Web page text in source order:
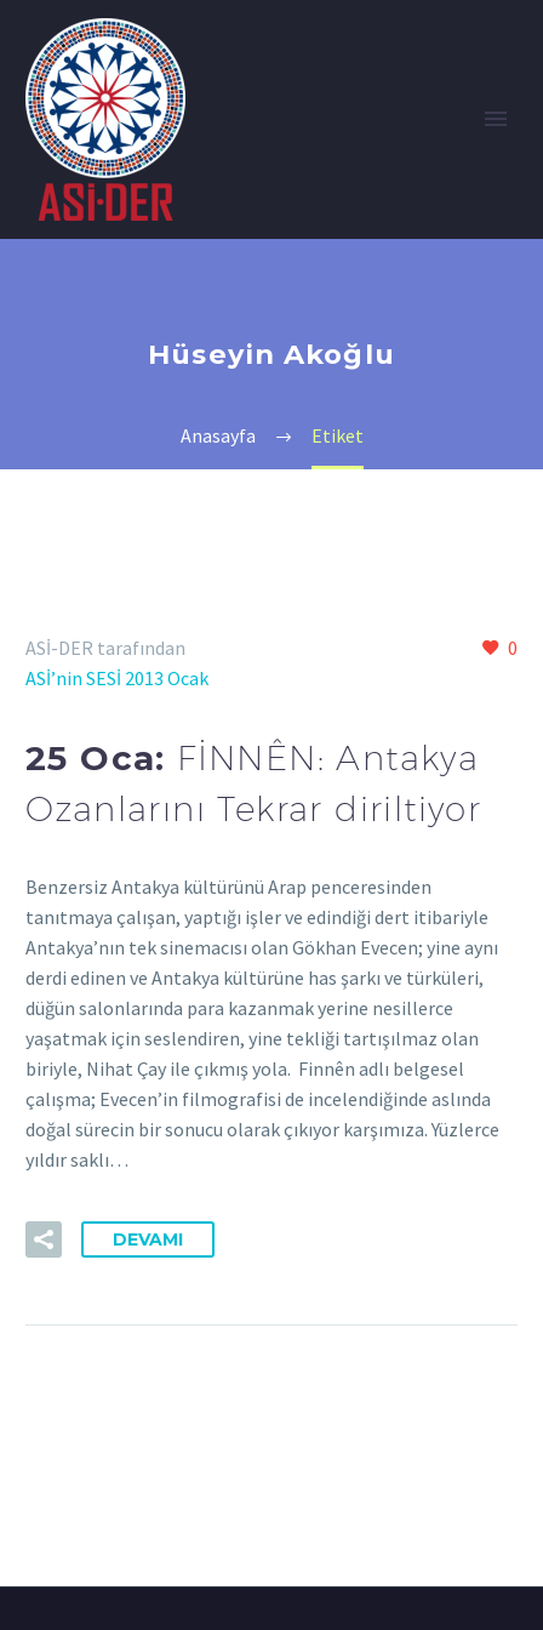
Hüseyin Akoğlu
Anasayfa Etiket
0
ASİ-DER tarafından
ASİ’nin SESİ 2013 Ocak
25 Oca: FİNNÊN: Antakya
Ozanlarını Tekrar diriltiyor
Benzersiz Antakya kültürünü Arap penceresinden
tanıtmaya çalışan, yaptığı işler ve edindiği dert itibariyle
Antakya’nın tek sinemacısı olan Gökhan Evecen; yine aynı
derdi edinen ve Antakya kültürüne has şarkı ve türküleri,
düğün salonlarında para kazanmak yerine nesillerce
yaşatmak için seslendiren, yine tekliği tartışılmaz olan
biriyle, Nihat Çay ile çıkmış yola. Finnên adlı belgesel
çalışma; Evecen’in filmografisi de incelendiğinde aslında
doğal sürecin bir sonucu olarak çıkıyor karşımıza. Yüzlerce
yıldır saklı…
DEVAMI